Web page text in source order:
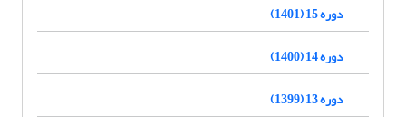
دوره 15 (1401)
دوره 14 (1400)
دوره 13 (1399)